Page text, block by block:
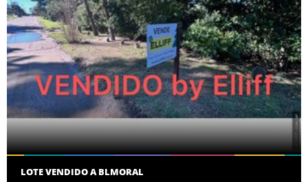
LOTE VENDIDO A BLMORAL